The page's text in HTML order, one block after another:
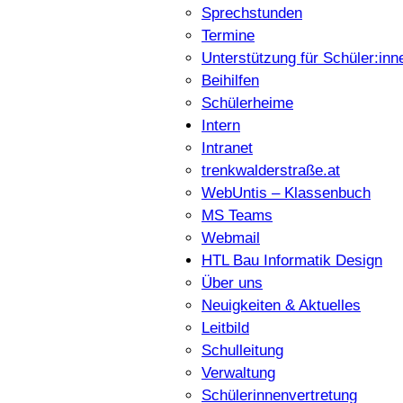
Sprechstunden
Termine
Unterstützung für
Beihilfen
Schülerheime
Intern
Intranet
trenkwalderstraße.at
WebUntis – Klassenbuch
MS Teams
Webmail
HTL Bau Informatik Design
Über uns
Neuigkeiten & Aktuelles
Leitbild
Schulleitung
Verwaltung
Schülerinnenvertretung